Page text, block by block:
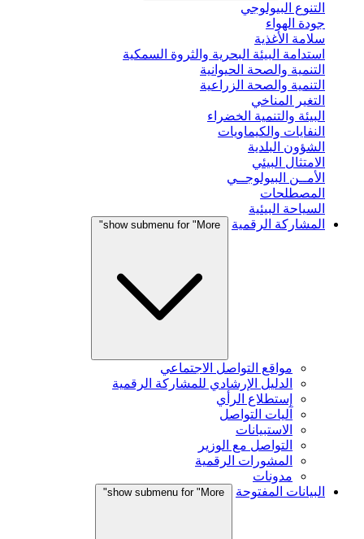
التنوع البيولوجي
جودة الهواء
سلامة الأغذية
استدامة البيئة البحرية والثروة السمكية
التنمية والصحة الحيوانية
التنمية والصحة الزراعية
التغير المناخي
البيئة والتنمية الخضراء
النفايات والكيماويات
الشؤون البلدية
الامتثال البيئي
الأمــن البيولوجــي
المصطلحات
السياحة البيئية
المشاركة الرقمية
show submenu for "More"
مواقع التواصل الاجتماعي
الدليل الإرشادي للمشاركة الرقمية
إستطلاع الرأي
آليات التواصل
الاستبيانات
التواصل مع الوزير
المشورات الرقمية
مدونات
البيانات المفتوحة
show submenu for "More"